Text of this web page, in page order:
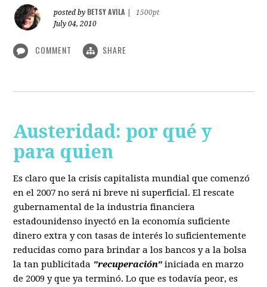
posted by BETSY AVILA
1500pt
July 04, 2010
COMMENT SHARE
Austeridad: por qué y
para quien
Es claro que la crisis capitalista mundial que comenzó
en el 2007 no será ni breve ni superficial. El rescate
gubernamental de la industria financiera
estadounidenso inyectó en la economía suficiente
dinero extra y con tasas de interés lo suficientemente
reducidas como para brindar a los bancos y a la bolsa
la tan publicitada "recuperación" iniciada en marzo
de 2009 y que ya terminó. Lo que es todavía peor, es